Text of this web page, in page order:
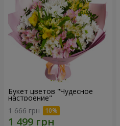
Букет цветов "Чудесное
настроение"
1 666 грн